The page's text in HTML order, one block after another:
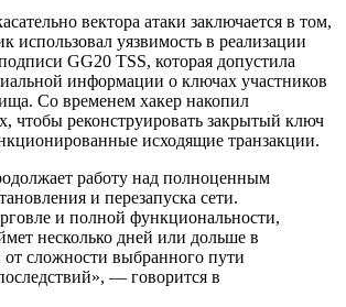
вектора атаки заключается в том,
использовал уязвимость в реализации
GG20 TSS, которая допустила
информации о ключах участников
Со временем хакер накопил
чтобы реконструировать закрытый ключ
исходящие транзакции.
работу над полноценным
и перезапуска сети.
и полной функциональности,
несколько дней или дольше в
от сложности выбранного пути
— говорится в